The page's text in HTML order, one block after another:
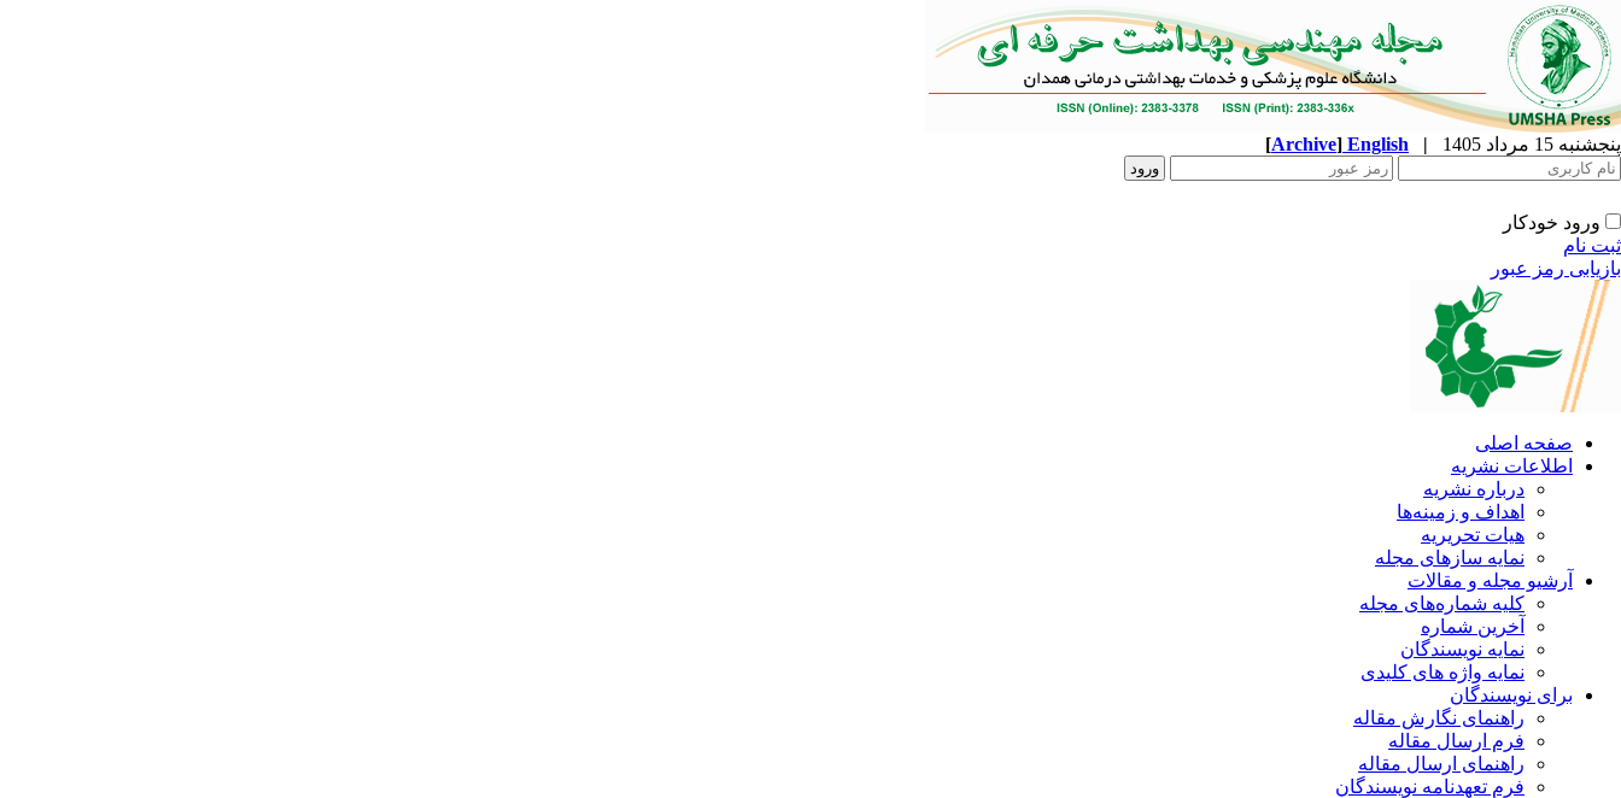
پنجشنبه 15 مرداد 1405 |
English
[Archive]
ورود خودکار
ثبت نام
بازیابی رمز عبور
صفحه اصلی
اطلاعات نشریه
درباره نشریه
اهداف و زمینه‌ها
هیات تحریریه
نمایه سازهای مجله
آرشیو مجله و مقالات
کلیه شماره‌های مجله
آخرین شماره
نمایه نویسندگان
نمایه واژه های کلیدی
برای نویسندگان
راهنمای نگارش مقاله
فرم ارسال مقاله
راهنمای ارسال مقاله
فرم تعهدنامه نویسندگان